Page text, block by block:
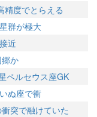
精度でとらえる
群が極大
近
か
ペルセウス座GK
ぬ座で衝
突で融けていた